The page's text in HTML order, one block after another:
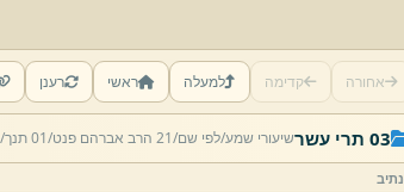
אחורה קדימה למעלה ראשי רענן
03 תרי עשר שיעורי שמע/לפי שם/21 הרב אברהם פנט/ 01 תנך/
נתיב